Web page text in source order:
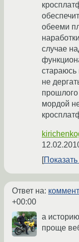
обееми
случае
стараюсь
не
мордой
Показать
Ответ на:
+00:00
а
проще